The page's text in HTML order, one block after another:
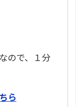
ので、１分
ら